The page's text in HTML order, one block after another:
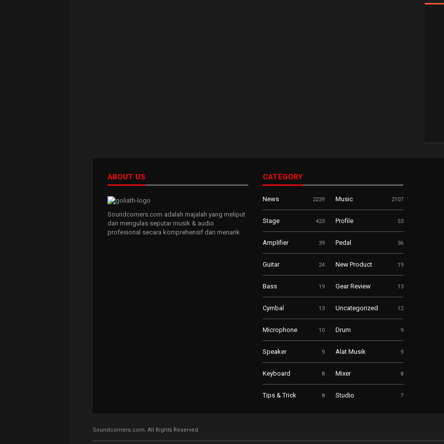
ABOUT US
Soundcorners.com adalah majalah yang meliput
dan mengulas seputar musik & audio
profesional secara komprehensif dan menarik
CATEGORY
News 2239 Music 2107
Stage 423 Profile 53
Amplifier 39 Pedal 36
Guitar 24 New Product 19
Bass 19 Gear Review 13
Cymbal 13 Uncategorized 12
Microphone 10 Drum 9
Speaker 9 Alat Musik 9
Keyboard 8 Mixer 8
Tips & Trick 8 Studio 7
Soundcorners.com. All Rights Reserved